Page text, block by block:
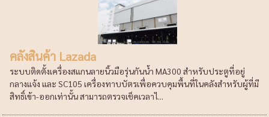
คลังสินค้า Lazada
ระบบติดตั้งเครื่องสแกนลายนิ้วมือรุ่นกันน้ำ MA300 สำหรับประตูที่อยู่
กลางแจ้ง และ SC105 เครื่องทาบบัตรเพื่อควบคุมพื้นที่ในคลังสำหรับผู้ที่มี
สิทธิ์เข้า-ออกเท่านั้น สามารถตรวจเช็คเวลาไ...